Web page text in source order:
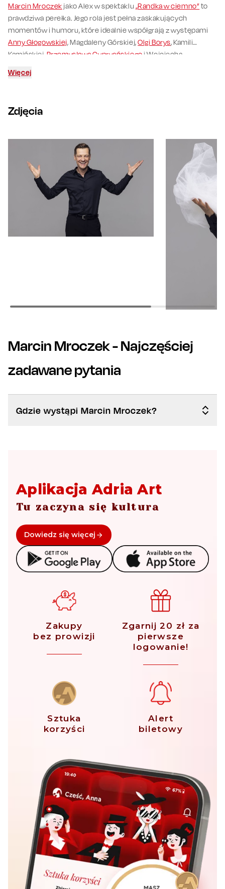
Marcin Mroczek jako Alex w spektaklu „Randka w ciemno”to
prawdziwa perełka. Jego rola jest pełna zaskakujących
momentów i humoru, które idealnie współgrają z występami
Anny Głogowskiej, Magdaleny Górskiej,Olgi Borys, Kamili
Kamińskiej, Przemysława Cypryańskiegoi Wojciecha
widzów w świat absurdalnych, lecz ujmujących miłosnych
Więcej
Zdjęcia
Marcin Mroczek- Najczęściej
zadawane pytania
Gdzie wystąpi Marcin Mroczek?
Aplikacja Adria Art
Tu zaczyna się kultura
Dowiedz się więcej
Zakupy
bez prowizji
Zgarnij 20 zł za
pierwsze
logowanie!
Sztuka
korzyści
Alert
biletowy